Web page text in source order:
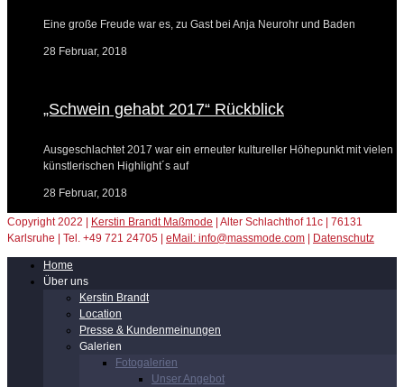
Eine große Freude war es, zu Gast bei Anja Neurohr und Baden
28 Februar, 2018
„Schwein gehabt 2017“ Rückblick
Ausgeschlachtet 2017 war ein erneuter kultureller Höhepunkt mit vielen
künstlerischen Highlight´s auf
28 Februar, 2018
Copyright 2022 | Kerstin Brandt Maßmode | Alter Schlachthof 11c | 76131
Karlsruhe | Tel. +49 721 24705 | eMail: info@massmode.com Datenschutz
Home
Über uns
Kerstin Brandt
Location
Presse & Kundenmeinungen
Galerien
Fotogalerien
Unser Angebot